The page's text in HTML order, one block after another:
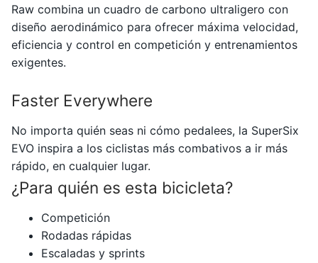
Raw combina un cuadro de carbono ultraligero con
diseño aerodinámico para ofrecer máxima velocidad,
eficiencia y control en competición y entrenamientos
exigentes.
Faster Everywhere
No importa quién seas ni cómo pedalees, la SuperSix
EVO inspira a los ciclistas más combativos a ir más
rápido, en cualquier lugar.
¿Para quién es esta bicicleta?
Competición
Rodadas rápidas
Escaladas y sprints